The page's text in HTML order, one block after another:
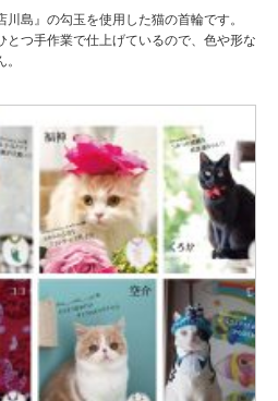
島』の勾玉を使用した猫の首輪です。
とつ手作業で仕上げているので、色や形な